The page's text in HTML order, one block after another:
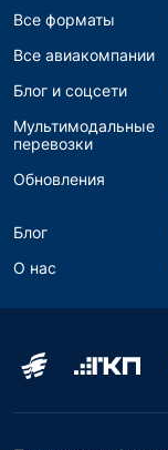
Все форматы
Все авиакомпании
Блог и соцсети
Мультимодальные
перевозки
Обновления
Блог
О нас